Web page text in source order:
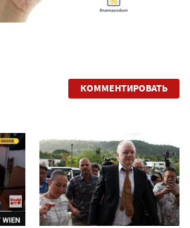
КОММЕНТИРОВАТЬ